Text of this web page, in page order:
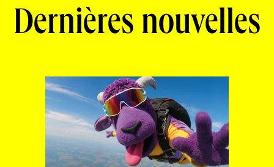
Dernières nouvelles